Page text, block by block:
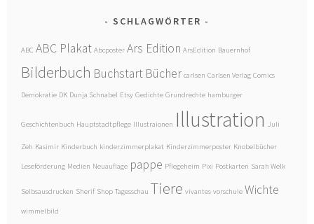
SCHLAGWÖRTER
ABC ABC Plakat Abcposter Ars Edition ArsEdition Bauernhof
Bilderbuch Buchstart Bücher carlsen Carlsen Verlag Comics
Demokratie DK Dunja Schnabel Etsy Gedichte Grundrechte hamburger
Geschichtenbuch Hauptstadtpflege Illustraionen Illustration Juli
Zeh Kasimir Kinderbuch kinderzimmerplakat Kinderzimmerposter Knobelbücher
Leseförderung Medien Neuauflage pappe Pflegeheim Pixi Postkarten Sarah Welk
Selbsausdrucken Sherif Shop Tagesschau Tiere vivantes vorschule Wichte
wimmelbild